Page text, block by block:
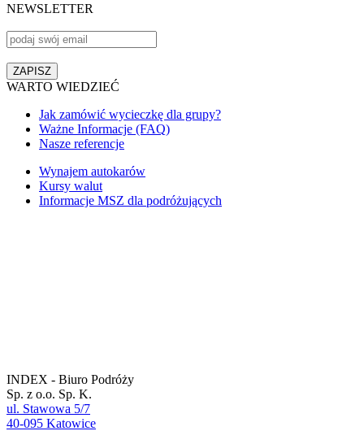
NEWSLETTER
WARTO WIEDZIEĆ
Jak zamówić wycieczkę dla grupy?
Ważne Informacje (FAQ)
Nasze referencje
Wynajem autokarów
Kursy walut
Informacje MSZ dla podróżujących
INDEX - Biuro Podróży
Sp. z o.o. Sp. K.
ul. Stawowa 5/7
40-095 Katowice